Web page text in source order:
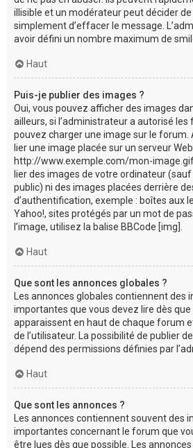
illisible et un modérateur peut décider
simplement d’effacer le message.
avoir défini un nombre maximum de
Haut
Puis-je publier des images ?
Oui, vous pouvez afficher des images
ailleurs, si l’administrateur a autorisé les
pouvez charger une image sur le
lier une image placée sur un serveur
http://www.exemple.com/mon-
lier des images de votre ordinateur (sauf
public) ni des images placées derrière
d’authentification, exemple : boîtes aux
Yahoo!, sites protégés par un mot de
l’image, utilisez la balise BBCode [img].
Haut
Que sont les annonces globales ?
Les annonces globales contiennent des
importantes que vous devez lire dès que
apparaissent en haut de chaque forum
de l’utilisateur. La possibilité de publier
dépend des permissions définies par
Haut
Que sont les annonces ?
Les annonces contiennent souvent des
importantes concernant le forum que
être lues dès que possible. Les